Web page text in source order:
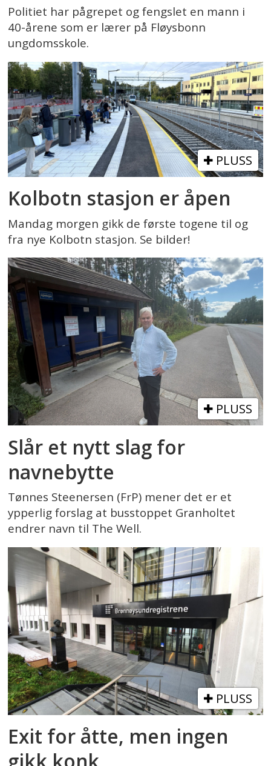
Politiet har pågrepet og fengslet en mann i
40-årene som er lærer på Fløysbonn
ungdomsskole.
PLUSS
Kolbotn stasjon er åpen
Mandag morgen gikk de første togene til og
fra nye Kolbotn stasjon. Se bilder!
PLUSS
Slår et nytt slag for
navnebytte
Tønnes Steenersen (FrP) mener det er et
ypperlig forslag at busstoppet Granholtet
endrer navn til The Well.
PLUSS
Exit for åtte, men ingen